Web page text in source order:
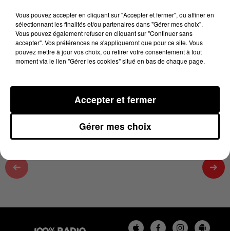
THOMAS CABROL SUR 100%, CHRONIQUE DU
09/02/2025
notre chef étoilé de la Villa Pinewood, restaurent dans
Vous pouvez accepter en cliquant sur "Accepter et fermer", ou affiner en
sélectionnant les finalités et/ou partenaires dans "Gérer mes choix".
Vous pouvez également refuser en cliquant sur "Continuer sans
accepter". Vos préférences ne s'appliqueront que pour ce site. Vous
pouvez mettre à jour vos choix, ou retirer votre consentement à tout
moment via le lien "Gérer les cookies" situé en bas de chaque page.
Gérer mes choix
Accepter et fermer